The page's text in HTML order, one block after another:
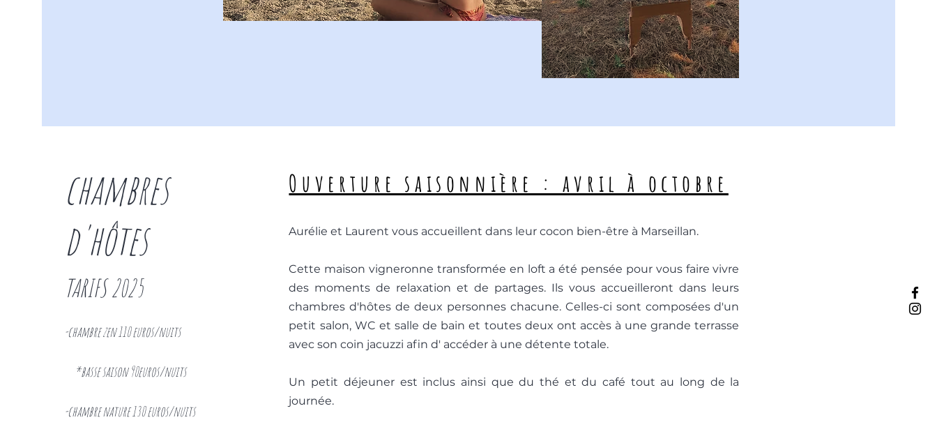
chambres
d'hôtes
TARIFS 2025
-chambre zen 110 euros/nuits
*basse saison 90euros/nuits
-chambre nature 130 euros/nuits
Ouverture saisonnière : avril à octobre
Aurélie et Laurent vous accueillent dans leur cocon bien-être à Marseillan.
Cette maison vigneronne transformée en loft a été pensée pour vous faire vivre
des moments de relaxation et de partages. Ils vous accueilleront dans leurs
chambres d'hôtes de deux personnes chacune. Celles-ci sont composées d'un
petit salon, WC et salle de bain et toutes deux ont accès à une grande terrasse
avec son coin jacuzzi afin d' accéder à une détente totale.
Un petit déjeuner est inclus ainsi que du thé et du café tout au long de la
journée.